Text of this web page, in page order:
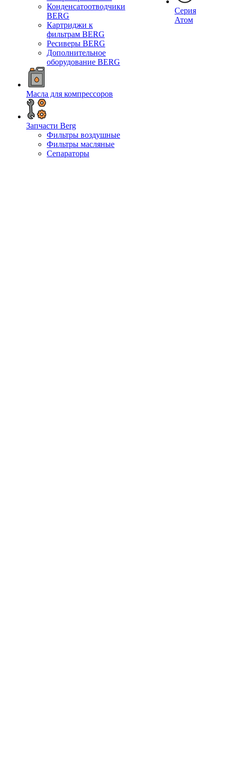
Конденсатоотводчики
BERG
Картриджи к
фильтрам BERG
Ресиверы BERG
Дополнительное
оборудование BERG
Масла для компрессоров
Запчасти Berg
Фильтры воздушные
Фильтры масляные
Сепараторы
Серия
Атом